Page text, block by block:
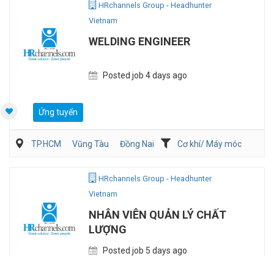
HRchannels Group - Headhunter
Vietnam
WELDING ENGINEER
Posted job 4 days ago
Ứng tuyển
TP.HCM Vũng Tàu Đồng Nai
Cơ khí/ Máy móc
HRchannels Group - Headhunter
Vietnam
NHÂN VIÊN QUẢN LÝ CHẤT
LƯỢNG
Posted job 5 days ago